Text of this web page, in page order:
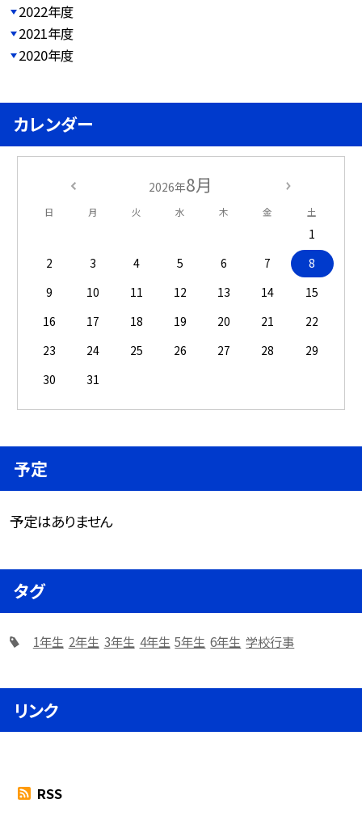
2022年度
2021年度
2020年度
カレンダー
2026年8月
日 月 火 水 木 金 土
1
2
3 4 5 6 7
8
9
10 11 12 13 14
15
16
17 18 19 20 21
22
23
24 25 26 27 28
29
30
31
予定
予定はありません
タグ
1年生 2年生 3年生 4年生 5年生 6年生 学校行事
リンク
RSS